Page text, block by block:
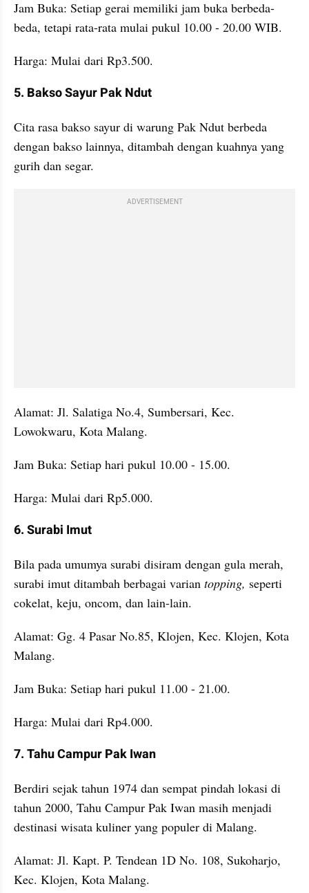
Jam Buka: Setiap gerai memiliki jam buka berbeda-
beda, tetapi rata-rata mulai pukul 10.00 - 20.00 WIB.
Harga: Mulai dari Rp3.500.
5. Bakso Sayur Pak Ndut
Cita rasa bakso sayur di warung Pak Ndut berbeda
dengan bakso lainnya, ditambah dengan kuahnya yang
gurih dan segar.
ADVERTISEMENT
Alamat: Jl. Salatiga No.4, Sumbersari, Kec.
Lowokwaru, Kota Malang.
Jam Buka: Setiap hari pukul 10.00 - 15.00.
Harga: Mulai dari Rp5.000.
6. Surabi Imut
Bila pada umumya surabi disiram dengan gula merah,
surabi imut ditambah berbagai varian topping, seperti
cokelat, keju, oncom, dan lain-lain.
Alamat: Gg. 4 Pasar No.85, Klojen, Kec. Klojen, Kota
Malang.
Jam Buka: Setiap hari pukul 11.00 - 21.00.
Harga: Mulai dari Rp4.000.
7. Tahu Campur Pak Iwan
Berdiri sejak tahun 1974 dan sempat pindah lokasi di
tahun 2000, Tahu Campur Pak Iwan masih menjadi
destinasi wisata kuliner yang populer di Malang.
Alamat: Jl. Kapt. P. Tendean 1D No. 108, Sukoharjo,
Kec. Klojen, Kota Malang.